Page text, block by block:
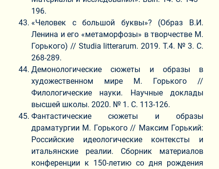
196.
«Человек с большой буквы»? (Образ В.И.
Ленина и его «метаморфозы» в творчестве М.
Горького) // Studia litterarum. 2019. Т.4. № 3. С.
268-289.
Демонологические сюжеты и образы в
художественном мире М. Горького //
Филологические науки. Научные доклады
высшей школы. 2020. № 1. С. 113-126.
Фантастические сюжеты и образы
драматургии М. Горького // Максим Горький:
Российские идеологические контексты и
итальянские реалии. Сборник материалов
конференции к 150-летию со дня рождения